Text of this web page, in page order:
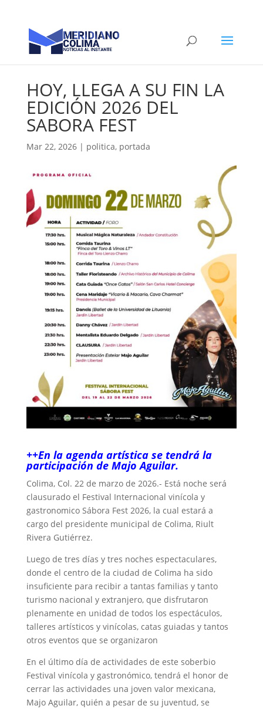
HOY, LLEGA A SU FIN LA
EDICIÓN 2026 DEL
SABORA FEST
Mar 22, 2026| politica, portada
++En la agenda artística se tendrá la
participación de Majo Aguilar.
Colima, Col. 22 de marzo de 2026.- Está noche será
clausurado el Festival Internacional vinícola y
gastronomico Sábora Fest 2026, la cual estará a
cargo del presidente municipal de Colima, Riult
Rivera Gutiérrez.
Luego de tres días y tres noches espectaculares,
donde el centro de la ciudad de Colima ha sido
insuficiente para recibir a tantas familias y tanto
turismo nacional y extranjero, que disfrutaron
plenamente en unidad de todos los espectáculos,
talleres artísticos y vinícolas, catas guiadas y tantos
otros eventos que se organizaron
En el último día de actividades de este soberbio
Festival vinícola y gastronómico, tendrá el honor de
cerrar las actividades una joven valor mexicana,
Majo Aguilar, quién a pesar de su juventud, se